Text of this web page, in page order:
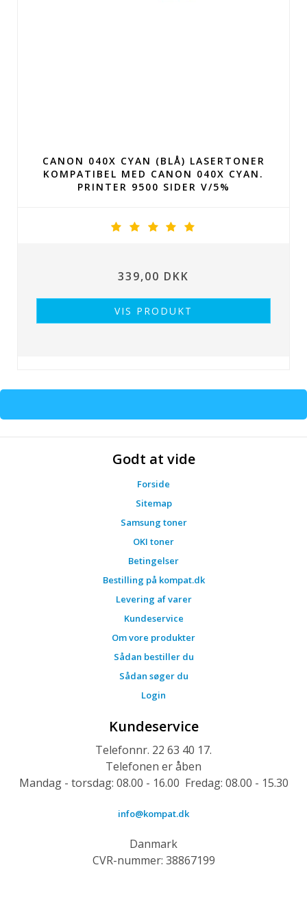
CANON 040X CYAN (BLÅ) LASERTONER
KOMPATIBEL MED CANON 040X CYAN.
PRINTER 9500 SIDER V/5%
339,00 DKK
VIS PRODUKT
Godt at vide
Forside
Sitemap
Samsung toner
OKI toner
Betingelser
Bestilling på kompat.dk
Levering af varer
Kundeservice
Om vore produkter
Sådan bestiller du
Sådan søger du
Login
Kundeservice
Telefonnr. 22 63 40 17.
Telefonen er åben
Mandag - torsdag: 08.00 - 16.00 Fredag: 08.00 - 15.30
info@kompat.dk
Danmark
CVR-nummer: 38867199